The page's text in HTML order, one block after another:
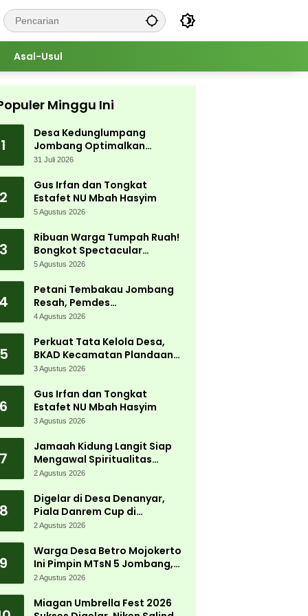
Asal-Usul
Minggu Ini
1
Desa Kedunglumpang
Jombang Optimalkan
Singkong Lokal, Warga Diajari
31 Juli 2026
2
Gus Irfan dan Tongkat
Estafet NU Mbah Hasyim
5 Agustus 2026
3
Ribuan Warga Tumpah Ruah!
Bongkot Spectacular
Carnival 2026 Jadi Pesta
Peterongan
5 Agustus 2026
4
Petani Tembakau Jombang
Resah, Pemdes
Tanjungwadung dan Disperta
4 Agustus 2026
5
Perkuat Tata Kelola Desa,
BKAD Kecamatan Plandaan
Gelar Pelatihan Aparatur
3 Agustus 2026
6
Gus Irfan dan Tongkat
Estafet NU Mbah Hasyim
3 Agustus 2026
7
Jamaah Kidung Langit Siap
Mengawal Spiritualitas
Muktamar NU
2 Agustus 2026
8
Digelar di Desa Denanyar,
Piala Danrem Cup di
Jombang Fokus Cetak Bibit
2 Agustus 2026
9
Warga Desa Betro Mojokerto
Ini Pimpin MTsN 5 Jombang,
Kembali Mengabdi di
2 Agustus 2026
Miagan Umbrella Fest 2026